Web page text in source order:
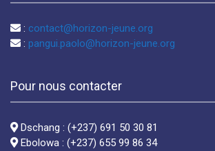
: contact@horizon-jeune.org
: pangui.paolo@horizon-jeune.org
Pour nous contacter
Dschang : (+237) 691 50 30 81
Ebolowa : (+237) 655 99 86 34